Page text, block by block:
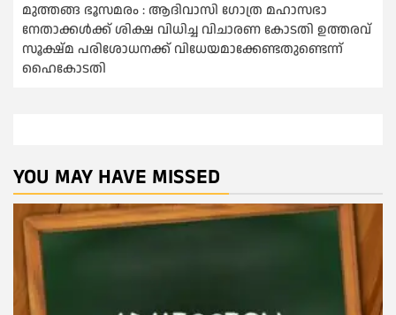
മുത്തങ്ങ ഭൂസമരം : ആദിവാസി ഗോത്ര മഹാസഭാ
നേതാക്കള്‍ക്ക് ശിക്ഷ വിധിച്ച വിചാരണ കോടതി ഉത്തരവ്
സൂക്ഷ്മ പരിശോധനക്ക് വിധേയമാക്കേണ്ടതുണ്ടെന്ന്
ഹൈകോടതി
YOU MAY HAVE MISSED